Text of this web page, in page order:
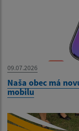
09.07.2026
Naša obec má
mobilu